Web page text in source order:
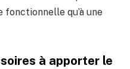
fonctionnelle qu’à une
à apporter le